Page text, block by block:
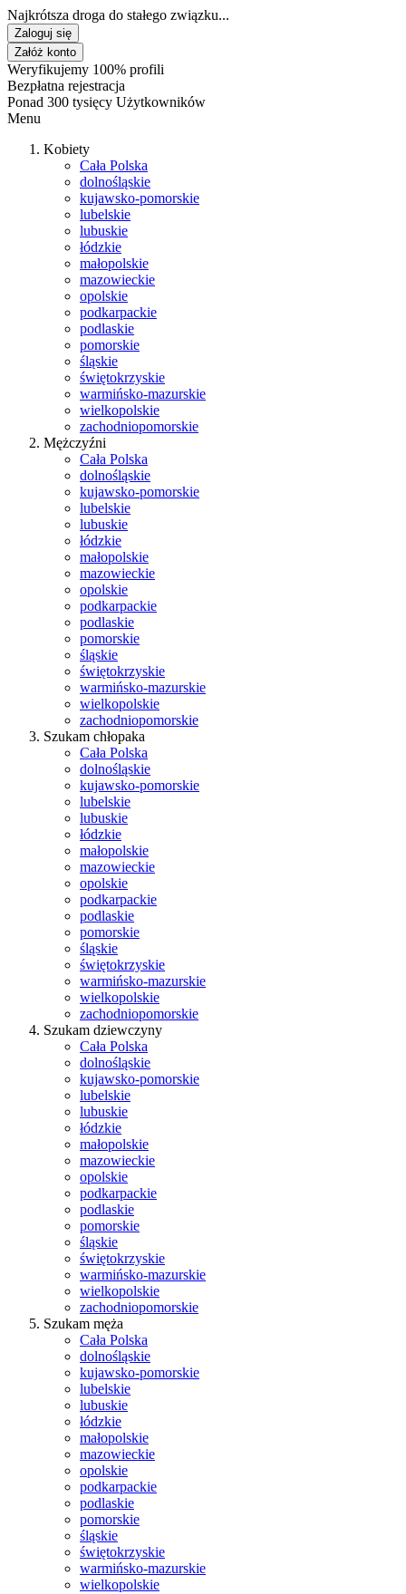
Najkrótsza droga do stałego związku...
Zaloguj się
Załóż konto
Weryfikujemy 100% profili
Bezpłatna rejestracja
Ponad 300 tysięcy Użytkowników
Menu
Kobiety
Cała Polska
dolnośląskie
kujawsko-pomorskie
lubelskie
lubuskie
łódzkie
małopolskie
mazowieckie
opolskie
podkarpackie
podlaskie
pomorskie
śląskie
świętokrzyskie
warmińsko-mazurskie
wielkopolskie
zachodniopomorskie
Mężczyźni
Cała Polska
dolnośląskie
kujawsko-pomorskie
lubelskie
lubuskie
łódzkie
małopolskie
mazowieckie
opolskie
podkarpackie
podlaskie
pomorskie
śląskie
świętokrzyskie
warmińsko-mazurskie
wielkopolskie
zachodniopomorskie
Szukam chłopaka
Cała Polska
dolnośląskie
kujawsko-pomorskie
lubelskie
lubuskie
łódzkie
małopolskie
mazowieckie
opolskie
podkarpackie
podlaskie
pomorskie
śląskie
świętokrzyskie
warmińsko-mazurskie
wielkopolskie
zachodniopomorskie
Szukam dziewczyny
Cała Polska
dolnośląskie
kujawsko-pomorskie
lubelskie
lubuskie
łódzkie
małopolskie
mazowieckie
opolskie
podkarpackie
podlaskie
pomorskie
śląskie
świętokrzyskie
warmińsko-mazurskie
wielkopolskie
zachodniopomorskie
Szukam męża
Cała Polska
dolnośląskie
kujawsko-pomorskie
lubelskie
lubuskie
łódzkie
małopolskie
mazowieckie
opolskie
podkarpackie
podlaskie
pomorskie
śląskie
świętokrzyskie
warmińsko-mazurskie
wielkopolskie